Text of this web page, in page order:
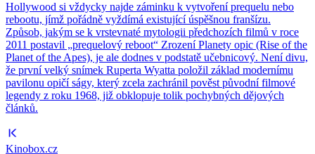
Hollywood si vždycky najde záminku k vytvoření prequelu nebo
rebootu, jímž pořádně vyždímá existující úspěšnou franšízu.
Způsob, jakým se k vrstevnaté mytologii předchozích filmů v roce
2011 postavil „prequelový reboot“ Zrození Planety opic (Rise of the
Planet of the Apes), je ale dodnes v podstatě učebnicový. Není divu,
že první velký snímek Ruperta Wyatta položil základ modernímu
pavilonu opičí ságy, který zcela zachránil pověst původní filmové
legendy z roku 1968, již obklopuje tolik pochybných dějových
článků.
Kinobox.cz